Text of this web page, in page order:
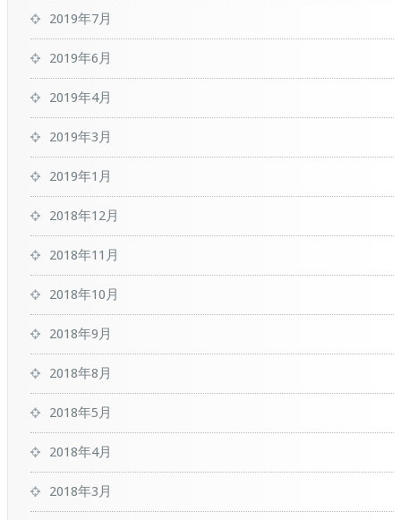
2019年7月
2019年6月
2019年4月
2019年3月
2019年1月
2018年12月
2018年11月
2018年10月
2018年9月
2018年8月
2018年5月
2018年4月
2018年3月